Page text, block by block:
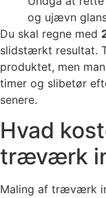
og ujævn
Du skal regne med
slidstærkt resultat.
produktet, men
timer og slibetør
senere.
Hvad
træværk
Maling af træværk